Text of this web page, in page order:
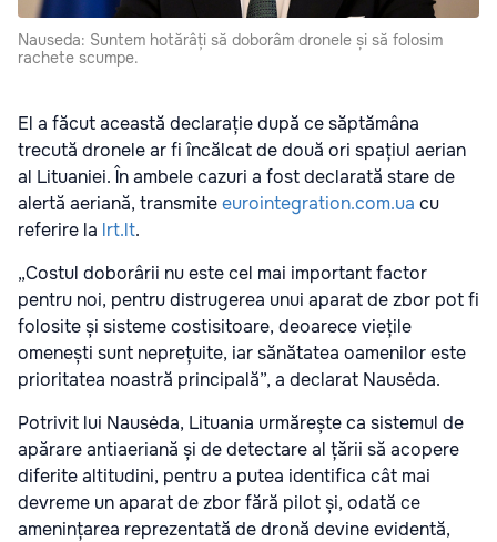
Nauseda: Suntem hotărâți să doborâm dronele și să folosim
rachete scumpe.
El a făcut această declarație după ce săptămâna
trecută dronele ar fi încălcat de două ori spațiul aerian
al Lituaniei. În ambele cazuri a fost declarată stare de
alertă aeriană, transmiteeurointegration.com.ua cu
referire la lrt.lt.
„Costul doborârii nu este cel mai important factor
pentru noi, pentru distrugerea unui aparat de zbor pot fi
folosite și sisteme costisitoare, deoarece viețile
omenești sunt neprețuite, iar sănătatea oamenilor este
prioritatea noastră principală”, a declarat Nausėda.
Potrivit lui Nausėda, Lituania urmărește ca sistemul de
apărare antiaeriană și de detectare al țării să acopere
diferite altitudini, pentru a putea identifica cât mai
devreme un aparat de zbor fără pilot și, odată ce
amenințarea reprezentată de dronă devine evidentă,